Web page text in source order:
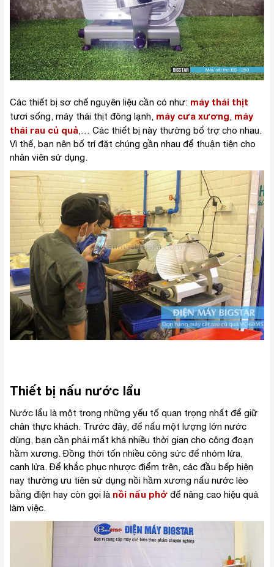
Các thiết bị sơ chế nguyên liệu cần có như: máy thái thịt
tươi sống, máy thái thịt đông lạnh, máy cưa xương, máy
thái rau củ quả,… Các thiết bị này thường bổ trợ cho nhau.
Vì thế, bạn nên bố trí đặt chúng gần nhau để thuận tiện cho
nhân viên sử dụng.
Thiết bị nấu nước lẩu
Nước lẩu là một trong những yếu tố quan trọng nhất để giữ
chân thực khách. Trước đây, để nấu một lượng lớn nước
dùng, bạn cần phải mất khá nhiều thời gian cho công đoạn
hầm xương. Đồng thời tốn nhiều công sức để nhóm lửa,
canh lửa. Để khắc phục nhược điểm trên, các đầu bếp hiện
nay thường ưu tiên sử dụng nồi hầm xương nấu nước lèo
bằng điện hay còn gọi là nồi nấu phở để nâng cao hiệu quả
làm việc.